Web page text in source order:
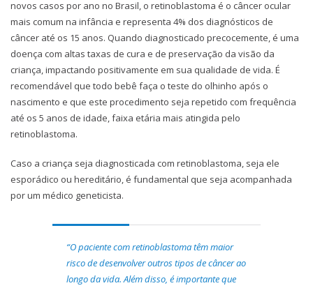
novos casos por ano no Brasil, o retinoblastoma é o câncer ocular
mais comum na infância e representa 4% dos diagnósticos de
câncer até os 15 anos. Quando diagnosticado precocemente, é uma
doença com altas taxas de cura e de preservação da visão da
criança, impactando positivamente em sua qualidade de vida. É
recomendável que todo bebê faça o teste do olhinho após o
nascimento e que este procedimento seja repetido com frequência
até os 5 anos de idade, faixa etária mais atingida pelo
retinoblastoma.
Caso a criança seja diagnosticada com retinoblastoma, seja ele
esporádico ou hereditário, é fundamental que seja acompanhada
por um médico geneticista.
“O paciente com retinoblastoma têm maior
risco de desenvolver outros tipos de câncer ao
longo da vida. Além disso, é importante que